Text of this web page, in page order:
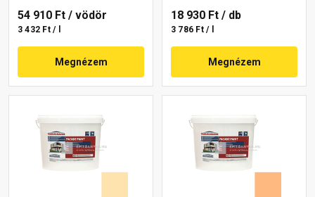
54 910 Ft / vödör
3 432 Ft / l
Megnézem
18 930 Ft / db
3 786 Ft / l
Megnézem